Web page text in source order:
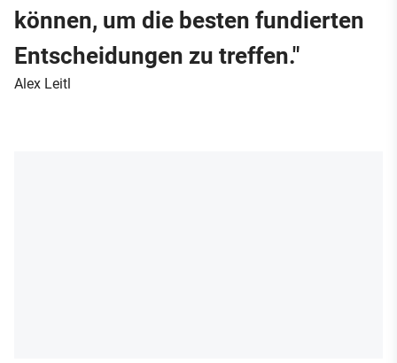
können, um die besten fundierten
Entscheidungen zu treffen."
Alex Leitl